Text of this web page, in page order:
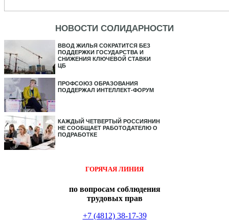
НОВОСТИ СОЛИДАРНОСТИ
ВВОД ЖИЛЬЯ СОКРАТИТСЯ БЕЗ
ПОДДЕРЖКИ ГОСУДАРСТВА И
СНИЖЕНИЯ КЛЮЧЕВОЙ СТАВКИ
ЦБ
ПРОФСОЮЗ ОБРАЗОВАНИЯ
ПОДДЕРЖАЛ ИНТЕЛЛЕКТ-ФОРУМ
КАЖДЫЙ ЧЕТВЕРТЫЙ РОССИЯНИН
НЕ СООБЩАЕТ РАБОТОДАТЕЛЮ О
ПОДРАБОТКЕ
ГОРЯЧАЯ ЛИНИЯ
по вопросам соблюдения
трудовых прав
+7 (4812) 38-17-39